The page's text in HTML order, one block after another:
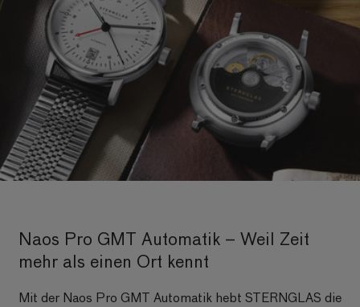
ja
Naos Pro GMT Automatik – Weil Zeit
mehr als einen Ort kennt
Mit der Naos Pro GMT Automatik hebt STERNGLAS die